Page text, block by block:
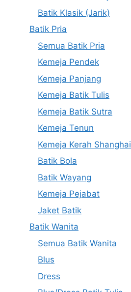
Batik Klasik (Jarik)
Batik Pria
Semua Batik Pria
Kemeja Pendek
Kemeja Panjang
Kemeja Batik Tulis
Kemeja Batik Sutra
Kemeja Tenun
Kemeja Kerah Shanghai
Batik Bola
Batik Wayang
Kemeja Pejabat
Jaket Batik
Batik Wanita
Semua Batik Wanita
Blus
Dress